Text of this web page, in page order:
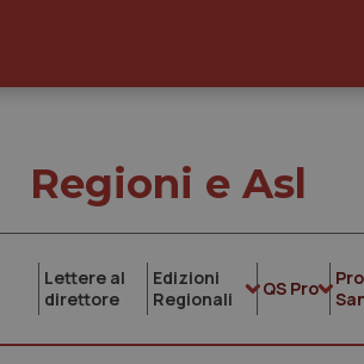
Regioni e Asl
Lettere al
direttore
Edizioni
Regionali
QS Pro